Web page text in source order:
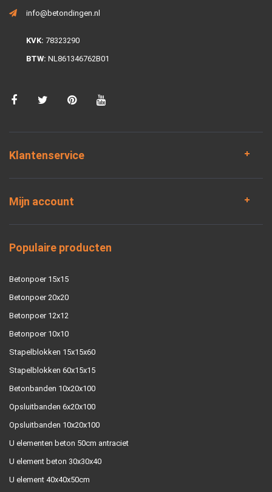
info@betondingen.nl
KVK: 78323290
BTW: NL861346762B01
Klantenservice
Mijn account
Populaire producten
Betonpoer 15x15
Betonpoer 20x20
Betonpoer 12x12
Betonpoer 10x10
Stapelblokken 15x15x60
Stapelblokken 60x15x15
Betonbanden 10x20x100
Opsluitbanden 6x20x100
Opsluitbanden 10x20x100
U elementen beton 50cm antraciet
U element beton 30x30x40
U element 40x40x50cm